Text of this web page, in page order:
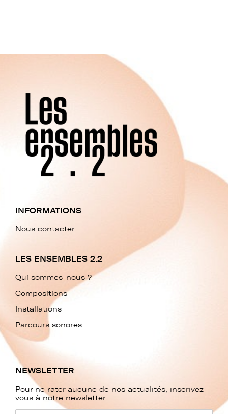
INFORMATIONS
Nous contacter
LES ENSEMBLES 2.2
Qui sommes-nous ?
Compositions
Installations
Parcours sonores
NEWSLETTER
Pour ne rater aucune de nos actualités, inscrivez-
vous à notre newsletter.